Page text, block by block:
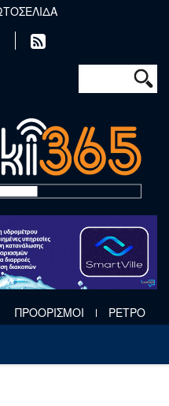
Φόρμα
Αναζήτηση
ΠΡΟΟΡΙΣΜΟΙ ΡΕΤΡΟ